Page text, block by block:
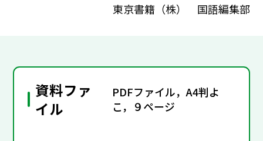
東京書籍（株） 国語編集部
資料ファ
イル
PDFファイル，A4判よ
こ，９ページ